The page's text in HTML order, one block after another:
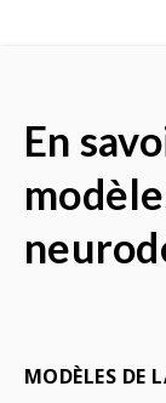
En
MODÈLES DE